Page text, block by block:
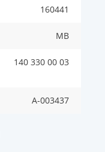
160441
MB
140 330 00 03
A-003437